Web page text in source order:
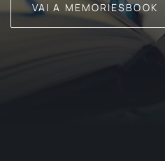
VAI A MEMORIESBOOK